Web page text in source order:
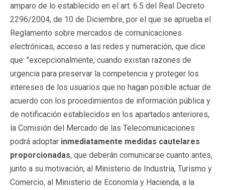
amparo de lo establecido en el art. 6.5 del Real Decreto
2296/2004, de 10 de Diciembre, por el que se aprueba el
Reglamento sobre mercados de comunicaciones
electrónicas, acceso a las redes y numeración, que dice
que: "excepcionalmente, cuando existan razones de
urgencia para preservar la competencia y proteger los
intereses de los usuarios que no hagan posible actuar de
acuerdo con los procedimientos de información pública y
de notificación establecidos en los apartados anteriores,
la Comisión del Mercado de las Telecomunicaciones
podrá adoptar inmediatamente medidas cautelares
proporcionadas, que deberán comunicarse cuanto antes,
junto a su motivación, al Ministerio de Industria, Turismo y
Comercio, al Ministerio de Economía y Hacienda, a la